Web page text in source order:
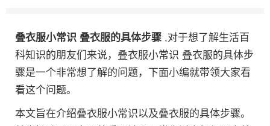
叠衣服小常识 叠衣服的具体步骤 ,对于想了解生活百
科知识的朋友们来说，叠衣服小常识 叠衣服的具体步
骤是一个非常想了解的问题，下面小编就带领大家看
看这个问题。
本文旨在介绍叠衣服小常识以及叠衣服的具体步骤。